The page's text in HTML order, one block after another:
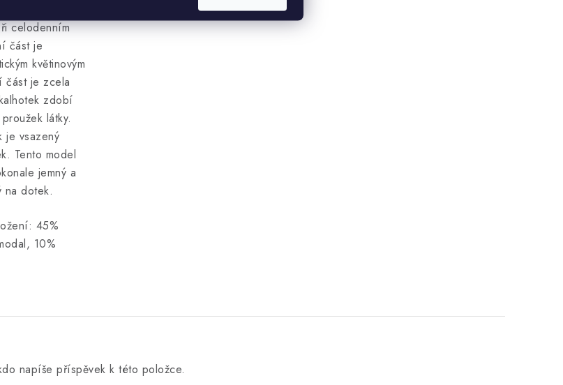
celodenním
část je
květinovým
část je zcela
zdobí
látky.
je vsazený
Tento model
jemný a
na dotek.
45%
10%
napíše příspěvek k této položce.